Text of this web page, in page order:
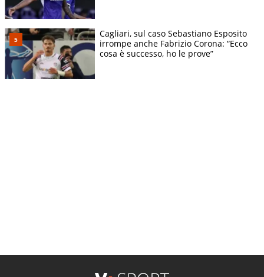
Cagliari, sul caso Sebastiano Esposito
irrompe anche Fabrizio Corona: “Ecco
cosa è successo, ho le prove”